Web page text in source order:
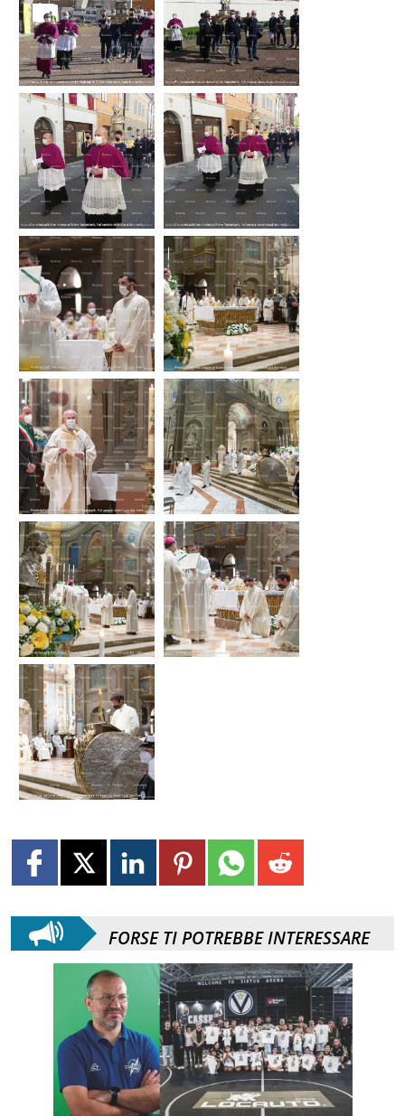
FORSE TI POTREBBE INTERESSARE